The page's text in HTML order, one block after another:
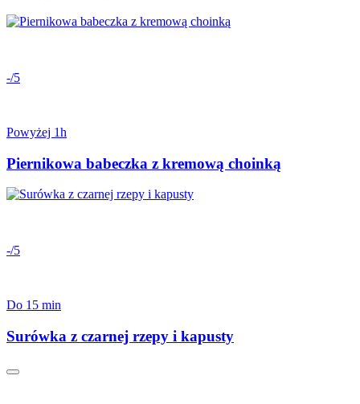
-/5
Powyżej 1h
Piernikowa babeczka z kremową choinką
-/5
Do 15 min
Surówka z czarnej rzepy i kapusty